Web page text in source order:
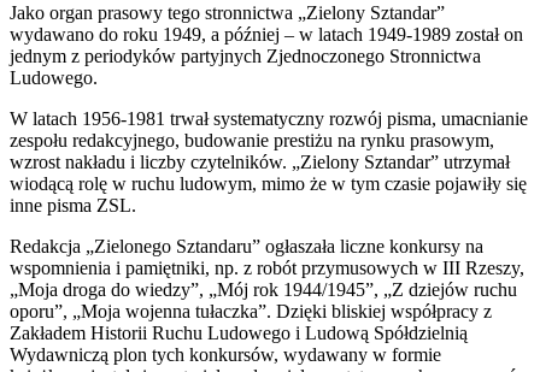
Jako organ prasowy tego stronnictwa „Zielony Sztandar”
wydawano do roku 1949, a później – w latach 1949-1989 został on
jednym z periodyków partyjnych Zjednoczonego Stronnictwa
Ludowego.
W latach 1956-1981 trwał systematyczny rozwój pisma, umacnianie
zespołu redakcyjnego, budowanie prestiżu na rynku prasowym,
wzrost nakładu i liczby czytelników. „Zielony Sztandar” utrzymał
wiodącą rolę w ruchu ludowym, mimo że w tym czasie pojawiły się
inne pisma ZSL.
Redakcja „Zielonego Sztandaru” ogłaszała liczne konkursy na
wspomnienia i pamiętniki, np. z robót przymusowych w III Rzeszy,
„Moja droga do wiedzy”, „Mój rok 1944/1945”, „Z dziejów ruchu
oporu”, „Moja wojenna tułaczka”. Dzięki bliskiej współpracy z
Zakładem Historii Ruchu Ludowego i Ludową Spółdzielnią
Wydawniczą plon tych konkursów, wydawany w formie